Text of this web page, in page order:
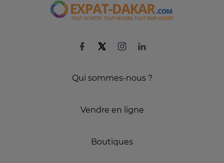
Qui sommes-nous ?
Vendre en ligne
Boutiques